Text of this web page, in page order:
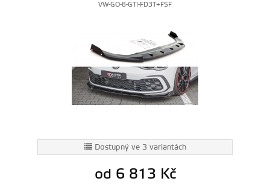
VW-GO-8-GTI-FD3T+FSF
Dostupný ve 3 variantách
od 6 813 Kč